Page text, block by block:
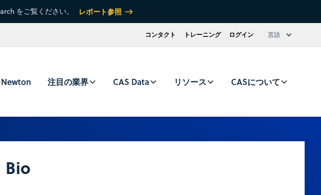
をご覧ください。 レポート参照
コンタクト トレーニング ログイン 言語
Newton 注目の業界 CAS Data リソース CASについて
Bio